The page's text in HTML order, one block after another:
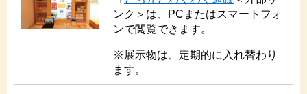
ンク＞ は、
PCまたはスマートフォ
ンで閲覧できます。
※展示物は、定期的に入れ替わり
ます。